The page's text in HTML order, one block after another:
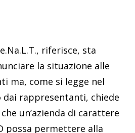
riferisce, sta
la situazione alle
ma, come si legge nel
rappresentanti, chiede
un’azienda di carattere
possa permettere alla